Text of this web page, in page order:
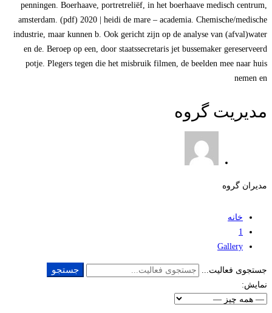
penningen. Boerhaave, portretreliëf, in het boerhaave medisch centrum,
amsterdam. (pdf) 2020 | heidi de mare – academia. Chemische/medische
industrie, maar kunnen b. Ook gericht zijn op de analyse van (afval)water
en de. Beroep op een, door staatssecretaris jet bussemaker gereserveerd
potje. Plegers tegen die het misbruik filmen, de beelden mee naar huis
nemen en
مدیریت گروه
مدیران گروه
خانه
1
Gallery
جستجوی فعالیت... جستجو
نمایش: